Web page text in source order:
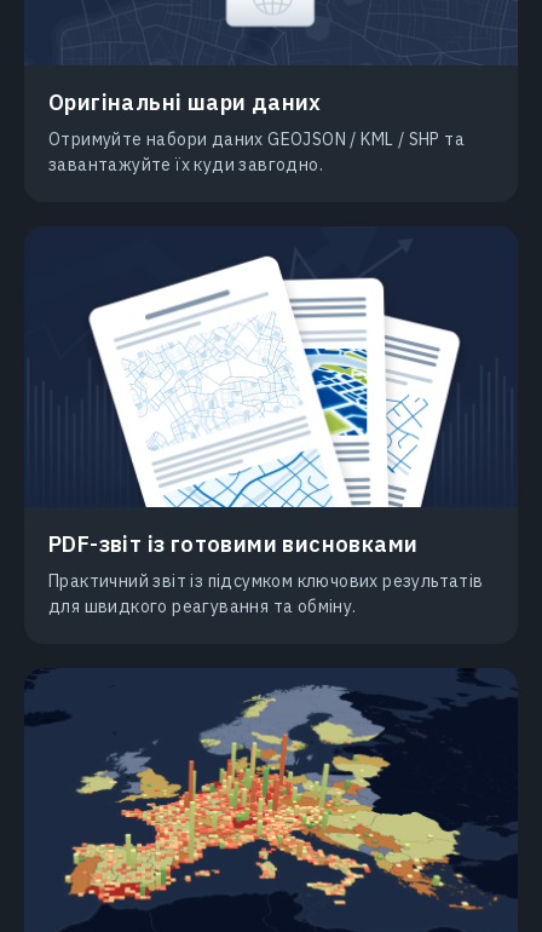
Оригінальні шари даних
Отримуйте набори даних GEOJSON / KML / SHP та
завантажуйте їх куди завгодно.
PDF-звіт із готовими висновками
Практичний звіт із підсумком ключових результатів
для швидкого реагування та обміну.